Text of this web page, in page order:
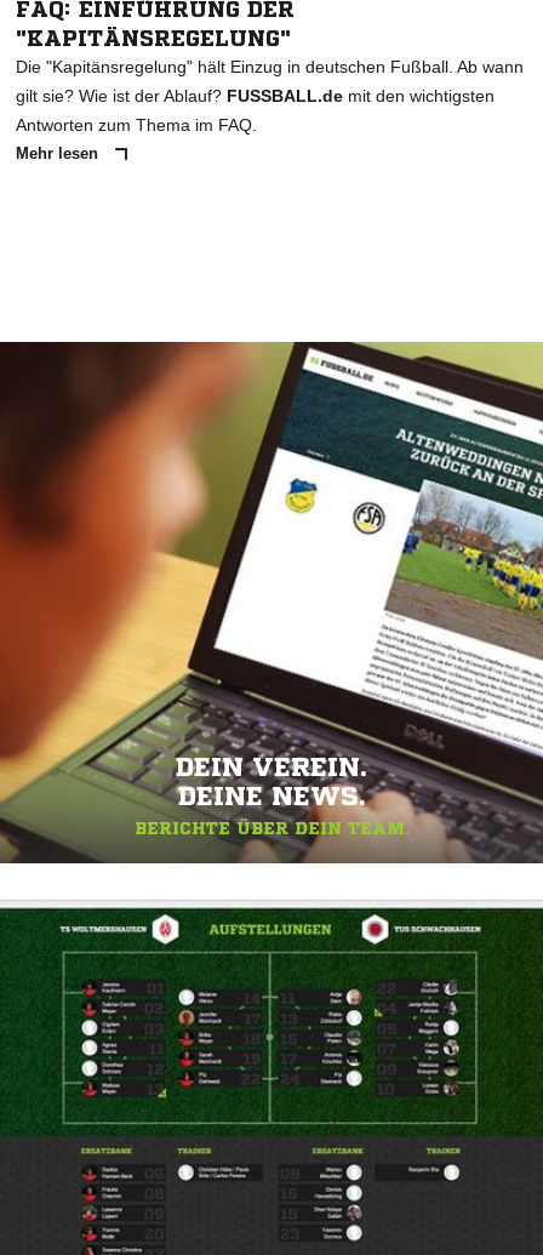
FAQ: EINFÜHRUNG DER
"KAPITÄNSREGELUNG"
Die "Kapitänsregelung" hält Einzug in deutschen Fußball. Ab wann
gilt sie? Wie ist der Ablauf? FUSSBALL.de mit den wichtigsten
Antworten zum Thema im FAQ.
Mehr lesen
DEIN VEREIN.
DEINE NEWS.
BERICHTE ÜBER DEIN TEAM.